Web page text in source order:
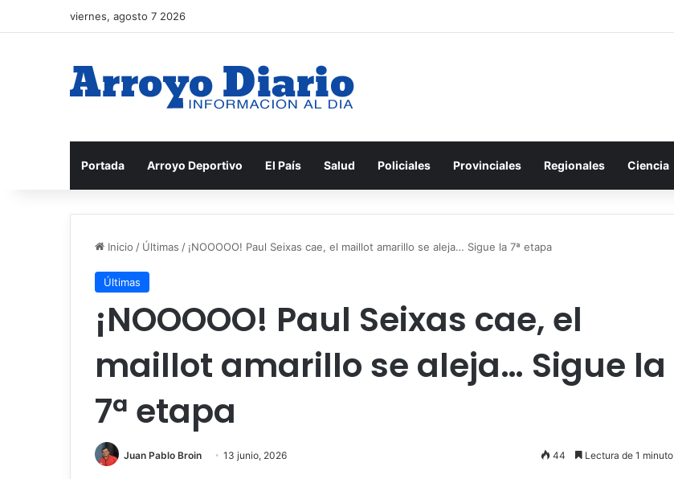
viernes, agosto 7 2026
Portada Arroyo Deportivo El País Salud Policiales Provinciales Regionales Ciencia
Inicio / Últimas / ¡NOOOOO! Paul Seixas cae, el maillot amarillo se aleja… Sigue la 7ª etapa
Últimas
¡NOOOOO! Paul Seixas cae, el
maillot amarillo se aleja… Sigue la
7ª etapa
Juan Pablo Broin 13 junio, 2026 44 Lectura de 1 minuto